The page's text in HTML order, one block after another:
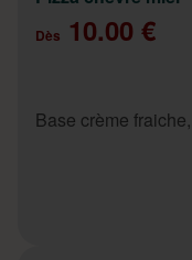
Dès 10.00 €
Base crème